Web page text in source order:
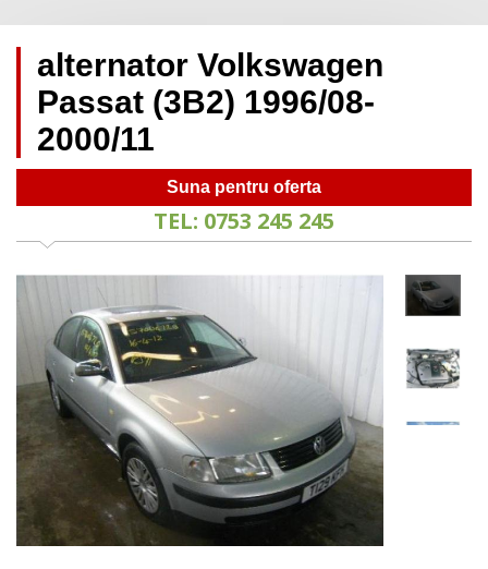
alternator Volkswagen
Passat (3B2) 1996/08-
2000/11
Suna pentru oferta
TEL: 0753 245 245